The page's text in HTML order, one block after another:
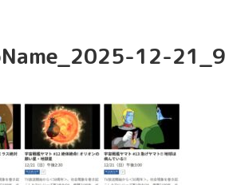
シ・クワガタの確認情報はかなり減
りましたが、カブトムシ・ノコギリ
思われます。 2025年3月28日 冬
眠していたコクワガタ全員が目覚め
ました!! 2025年2月17日 冬眠して
いたコクワガタ♂が目覚めました!!
昆虫ゼリーを吸って ...
12-